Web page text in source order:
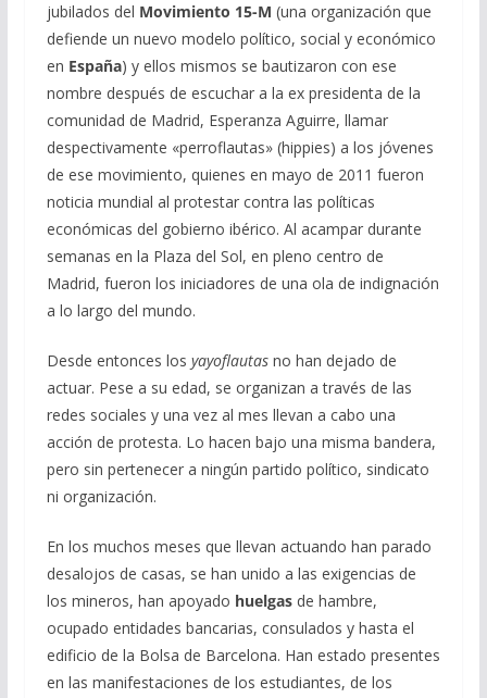
jubilados del Movimiento 15-M (una organización que
defiende un nuevo modelo político, social y económico
en España) y ellos mismos se bautizaron con ese
nombre después de escuchar a la ex presidenta de la
comunidad de Madrid, Esperanza Aguirre, llamar
despectivamente «perroflautas» (hippies) a los jóvenes
de ese movimiento, quienes en mayo de 2011 fueron
noticia mundial al protestar contra las políticas
económicas del gobierno ibérico. Al acampar durante
semanas en la Plaza del Sol, en pleno centro de
Madrid, fueron los iniciadores de una ola de indignación
a lo largo del mundo.
Desde entonces los yayoflautasno han dejado de
actuar. Pese a su edad, se organizan a través de las
redes sociales y una vez al mes llevan a cabo una
acción de protesta. Lo hacen bajo una misma bandera,
pero sin pertenecer a ningún partido político, sindicato
ni organización.
En los muchos meses que llevan actuando han parado
desalojos de casas, se han unido a las exigencias de
los mineros, han apoyado huelgasde hambre,
ocupado entidades bancarias, consulados y hasta el
edificio de la Bolsa de Barcelona. Han estado presentes
en las manifestaciones de los estudiantes, de los